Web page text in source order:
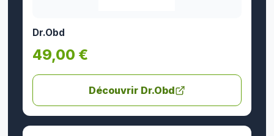
Dr.Obd
49,00 €
Découvrir Dr.Obd